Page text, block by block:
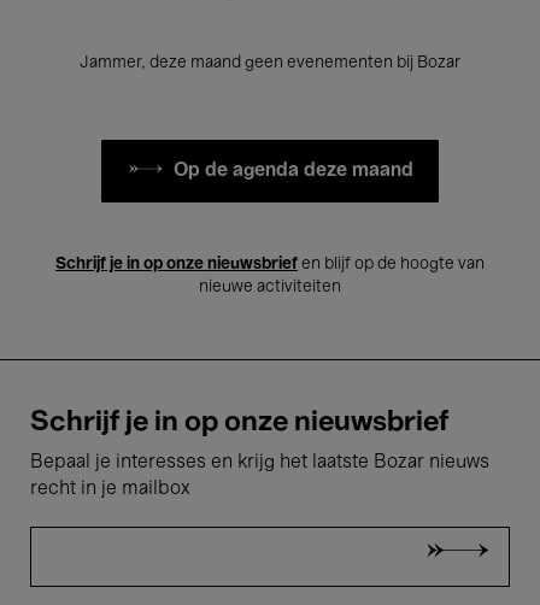
Jammer, deze maand geen evenementen bij Bozar
Op de agenda deze maand
Schrijf je in op onze nieuwsbrief en blijf op de hoogte van
nieuwe activiteiten
Schrijf je in op onze nieuwsbrief
Bepaal je interesses en krijg het laatste Bozar nieuws
recht in je mailbox